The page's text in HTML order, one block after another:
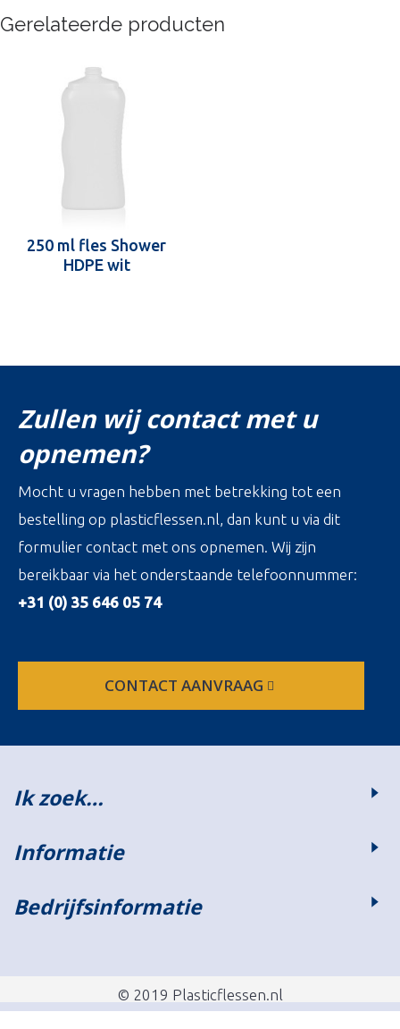
Gerelateerde producten
250 ml fles Shower
HDPE wit
Zullen wij contact met u
opnemen?
Mocht u vragen hebben met betrekking tot een
bestelling op plasticflessen.nl, dan kunt u via dit
formulier contact met ons opnemen. Wij zijn
bereikbaar via het onderstaande telefoonnummer:
+31 (0) 35 646 05 74
CONTACT AANVRAAG
Ik zoek…
Informatie
Bedrijfsinformatie
© 2019 Plasticflessen.nl